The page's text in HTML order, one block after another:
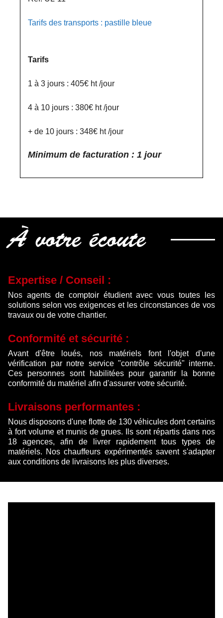
Tarifs des transports : pastille bleue
Tarifs
1 à 3 jours : 405€ ht /jour
4 à 10 jours : 380€ ht /jour
+ de 10 jours : 348€ ht /jour
Minimum de facturation : 1 jour
À votre écoute
Expertise / Conseil :
Nos agents de comptoir étudient avec vous toutes les
solutions selon vos exigences et les circonstances de vos
travaux ou de votre chantier.
Conformité et sécurité :
Avant d'être loués, nos matériels font l'objet d'une
vérification par notre service "contrôle sécurité" interne.
Ces personnes sont habilitées pour garantir la bonne
conformité du matériel afin d'assurer votre sécurité.
Livraisons performantes :
Nous disposons d'une flotte de 130 véhicules dont certains
à fort volume et munis de grues. Ils sont répartis dans nos
18 agences, afin de livrer rapidement tous types de
matériels. Nos chauffeurs expérimentés savent s'adapter
aux conditions de livraisons les plus diverses.